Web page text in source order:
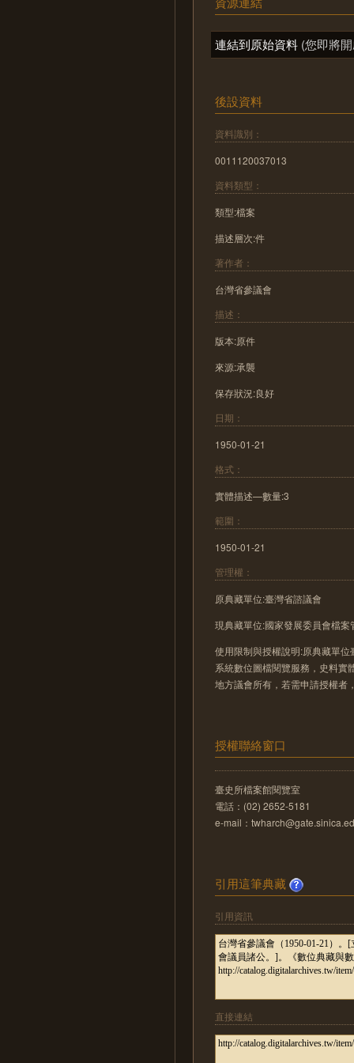
連結到原始資料 (您即將
後設資料
資料識別：
0011120037013
資料類型：
類型:檔案
描述層次:件
著作者：
台灣省參議會
描述：
版本:原件
來源:承襲
保存狀況:良好
日期：
1950-01-21
格式：
實體描述—數量:3
範圍：
1950-01-21
管理權：
原典藏單位:臺灣省諮議會
現典藏單位:國家發展委員會檔案
使用限制與授權說明:原典藏單
系統數位圖檔閱覽服務，史料實
地方議會所有，若需申請授權者
授權聯絡窗口
臺史所檔案館閱覽室
電話：(02) 2652-5181
e-mail：
引用這筆典藏
引用資訊
直接連結